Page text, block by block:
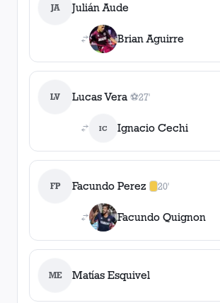
JA Julián Aude
Brian Aguirre
LV Lucas Vera ⚽
1gol
27'
IC Ignacio Cechi
FP Facundo Perez 20'
1amarilla
Facundo Quignon
ME Matías Esquivel